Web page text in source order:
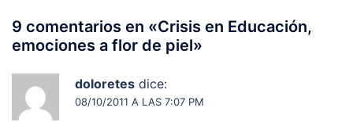
9 comentarios en «Crisis en Educación,
emociones a flor de piel»
doloretes dice:
08/10/2011 A LAS 7:07 PM